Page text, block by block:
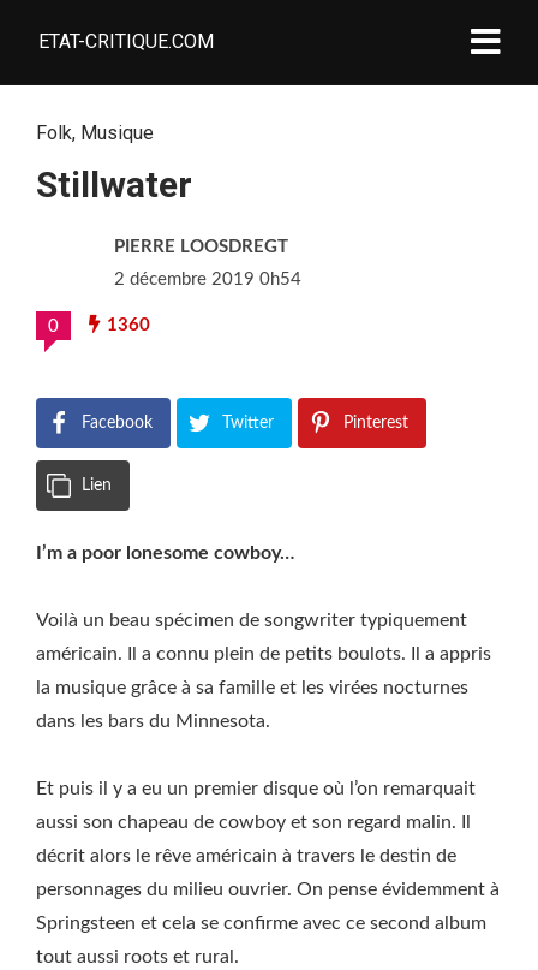
ETAT-CRITIQUE.COM
Folk, Musique
Stillwater
PIERRE LOOSDREGT
2 décembre 2019 0h54
0 1360
Facebook Twitter Pinterest
Lien
I’m a poor lonesome cowboy…
Voilà un beau spécimen de songwriter typiquement
américain. Il a connu plein de petits boulots. Il a appris
la musique grâce à sa famille et les virées nocturnes
dans les bars du Minnesota.
Et puis il y a eu un premier disque où l’on remarquait
aussi son chapeau de cowboy et son regard malin. Il
décrit alors le rêve américain à travers le destin de
personnages du milieu ouvrier. On pense évidemment à
Springsteen et cela se confirme avec ce second album
tout aussi roots et rural.